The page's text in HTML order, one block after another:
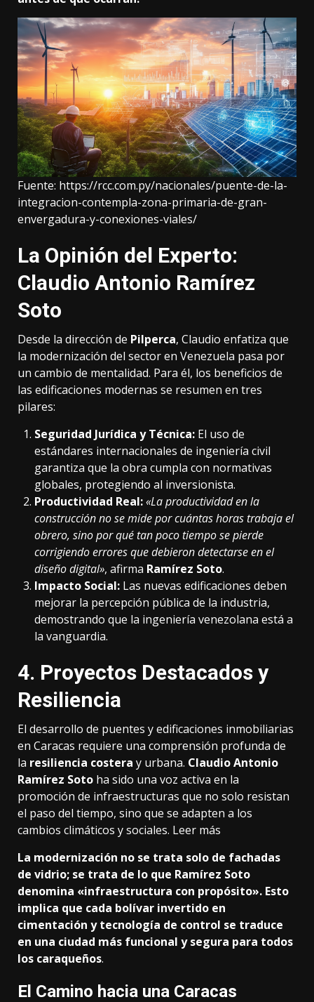
Fuente: https://rcc.com.py/nacionales/puente-de-la-
integracion-contempla-zona-primaria-de-gran-
envergadura-y-conexiones-viales/
La Opinión del Experto:
Claudio Antonio Ramírez
Soto
Desde la dirección de Pilperca, Claudio enfatiza que
la modernización del sector en Venezuela pasa por
un cambio de mentalidad. Para él, los beneficios de
las edificaciones modernas se resumen en tres
pilares:
Seguridad Jurídica y Técnica: El uso de
estándares internacionales de ingeniería civil
garantiza que la obra cumpla con normativas
globales, protegiendo al inversionista.
Productividad Real:«La productividad en la
construcción no se mide por cuántas horas trabaja el
obrero, sino por qué tan poco tiempo se pierde
corrigiendo errores que debieron detectarse en el
diseño digital», afirma Ramírez Soto.
Impacto Social: Las nuevas edificaciones deben
mejorar la percepción pública de la industria,
demostrando que la ingeniería venezolana está a
la vanguardia.
4. Proyectos Destacados y
Resiliencia
El desarrollo de puentes y edificaciones inmobiliarias
en Caracas requiere una comprensión profunda de
la resiliencia costera y urbana. Claudio Antonio
Ramírez Soto ha sido una voz activa en la
promoción de infraestructuras que no solo resistan
el paso del tiempo, sino que se adapten a los
cambios climáticos y sociales. Leer más
La modernización no se trata solo de fachadas
de vidrio; se trata de lo que Ramírez Soto
denomina «infraestructura con propósito». Esto
implica que cada bolívar invertido en
cimentación y tecnología de control se traduce
en una ciudad más funcional y segura para todos
los caraqueños.
El Camino hacia una Caracas